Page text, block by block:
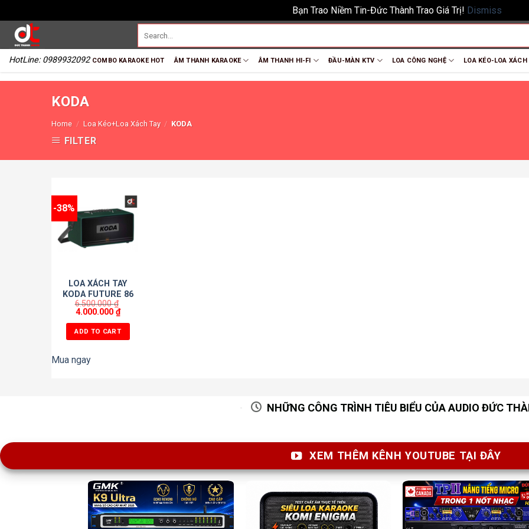
Bạn Trao Niềm Tin-Đức Thành Trao Giá Trị! Dismiss
HotLine: 0989932092 COMBO KARAOKE HOT ÂM THANH KARAOKE ÂM THANH HI-FI ĐẦU-MÀN KTV LOA CÔNG NGHỆ LOA KÉO-LOA XÁCH
KODA
Home / Loa Kéo+Loa Xách Tay / KODA
FILTER
-38%
LOA XÁCH TAY
KODA FUTURE 86
GREEN 2025
6.500.000₫
4.000.000 ₫
ADD TO CART
Mua ngay
NHỮNG CÔNG TRÌNH TIÊU BIỂU CỦA AUDIO ĐỨC
XEM THÊM KÊNH YOUTUBE TẠI ĐÂY